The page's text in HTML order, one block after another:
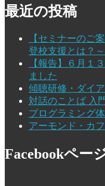
最近の投稿
【セミナーのご
登校支援とは？～
【報告】６月１
ました
傾聴研修・ダイ
対話のことば 入
プログラミング
アーモンド・カ
Facebookペー